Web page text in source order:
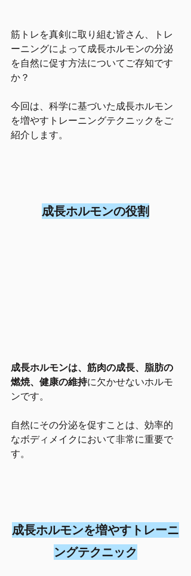
筋トレを真剣に取り組む皆さん、トレ
ーニングによって成長ホルモンの分泌
を自然に促す方法についてご存知です
か？
今回は、科学に基づいた成長ホルモン
を増やすトレーニングテクニックをご
紹介します。
成長ホルモンの役割
成長ホルモンは、筋肉の成長、脂肪の
燃焼、健康の維持に欠かせないホルモ
ンです。
自然にその分泌を促すことは、効率的
なボディメイクにおいて非常に重要で
す。
成長ホルモンを増やすトレーニ
ングテクニック